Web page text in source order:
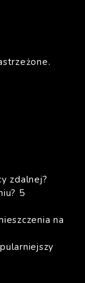
zdalnej?
5
na